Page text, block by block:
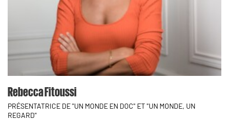
Rebecca Fitoussi
PRÉSENTATRICE DE "UN MONDE EN DOC" ET "UN MONDE, UN
REGARD"